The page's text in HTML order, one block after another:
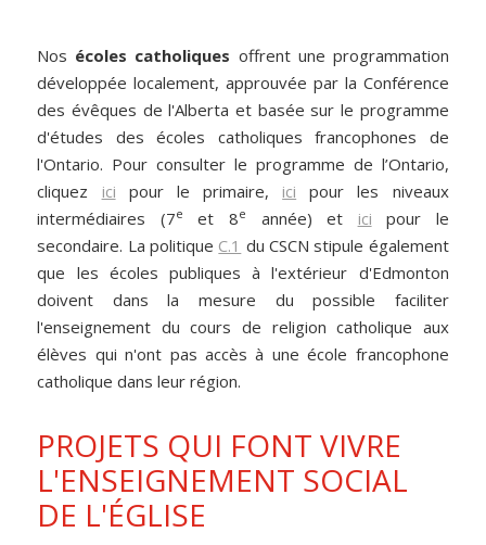
Nos écoles catholiques offrent une programmation
développée localement, approuvée par la Conférence
des évêques de l'Alberta et basée sur le programme
d'études des écoles catholiques francophones de
l'Ontario. Pour consulter le programme de l’Ontario,
cliquez ici pour le primaire, ici pour les niveaux
intermédiaires (7e et 8e année) et ici pour le
secondaire. La politique C.1 du CSCN stipule également
que les écoles publiques à l'extérieur d'Edmonton
doivent dans la mesure du possible faciliter
l'enseignement du cours de religion catholique aux
élèves qui n'ont pas accès à une école francophone
catholique dans leur région.
PROJETS QUI FONT VIVRE
L'ENSEIGNEMENT SOCIAL
DE L'ÉGLISE